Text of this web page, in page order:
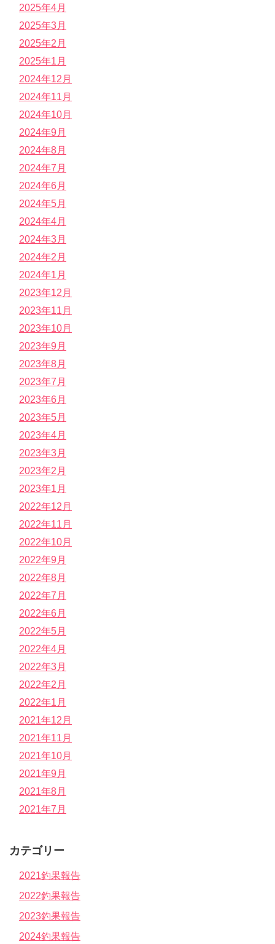
2025年4月
2025年3月
2025年2月
2025年1月
2024年12月
2024年11月
2024年10月
2024年9月
2024年8月
2024年7月
2024年6月
2024年5月
2024年4月
2024年3月
2024年2月
2024年1月
2023年12月
2023年11月
2023年10月
2023年9月
2023年8月
2023年7月
2023年6月
2023年5月
2023年4月
2023年3月
2023年2月
2023年1月
2022年12月
2022年11月
2022年10月
2022年9月
2022年8月
2022年7月
2022年6月
2022年5月
2022年4月
2022年3月
2022年2月
2022年1月
2021年12月
2021年11月
2021年10月
2021年9月
2021年8月
2021年7月
カテゴリー
2021釣果報告
2022釣果報告
2023釣果報告
2024釣果報告